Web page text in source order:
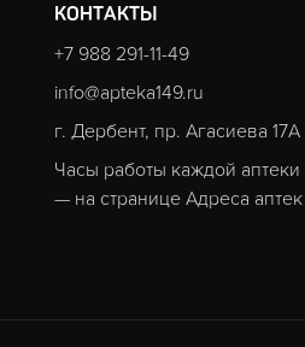
КОНТАКТЫ
+7 988 291-11-49
info@apteka149.ru
г. Дербент, пр. Агасиева 17А
Часы работы каждой аптеки
— на странице Адреса аптек